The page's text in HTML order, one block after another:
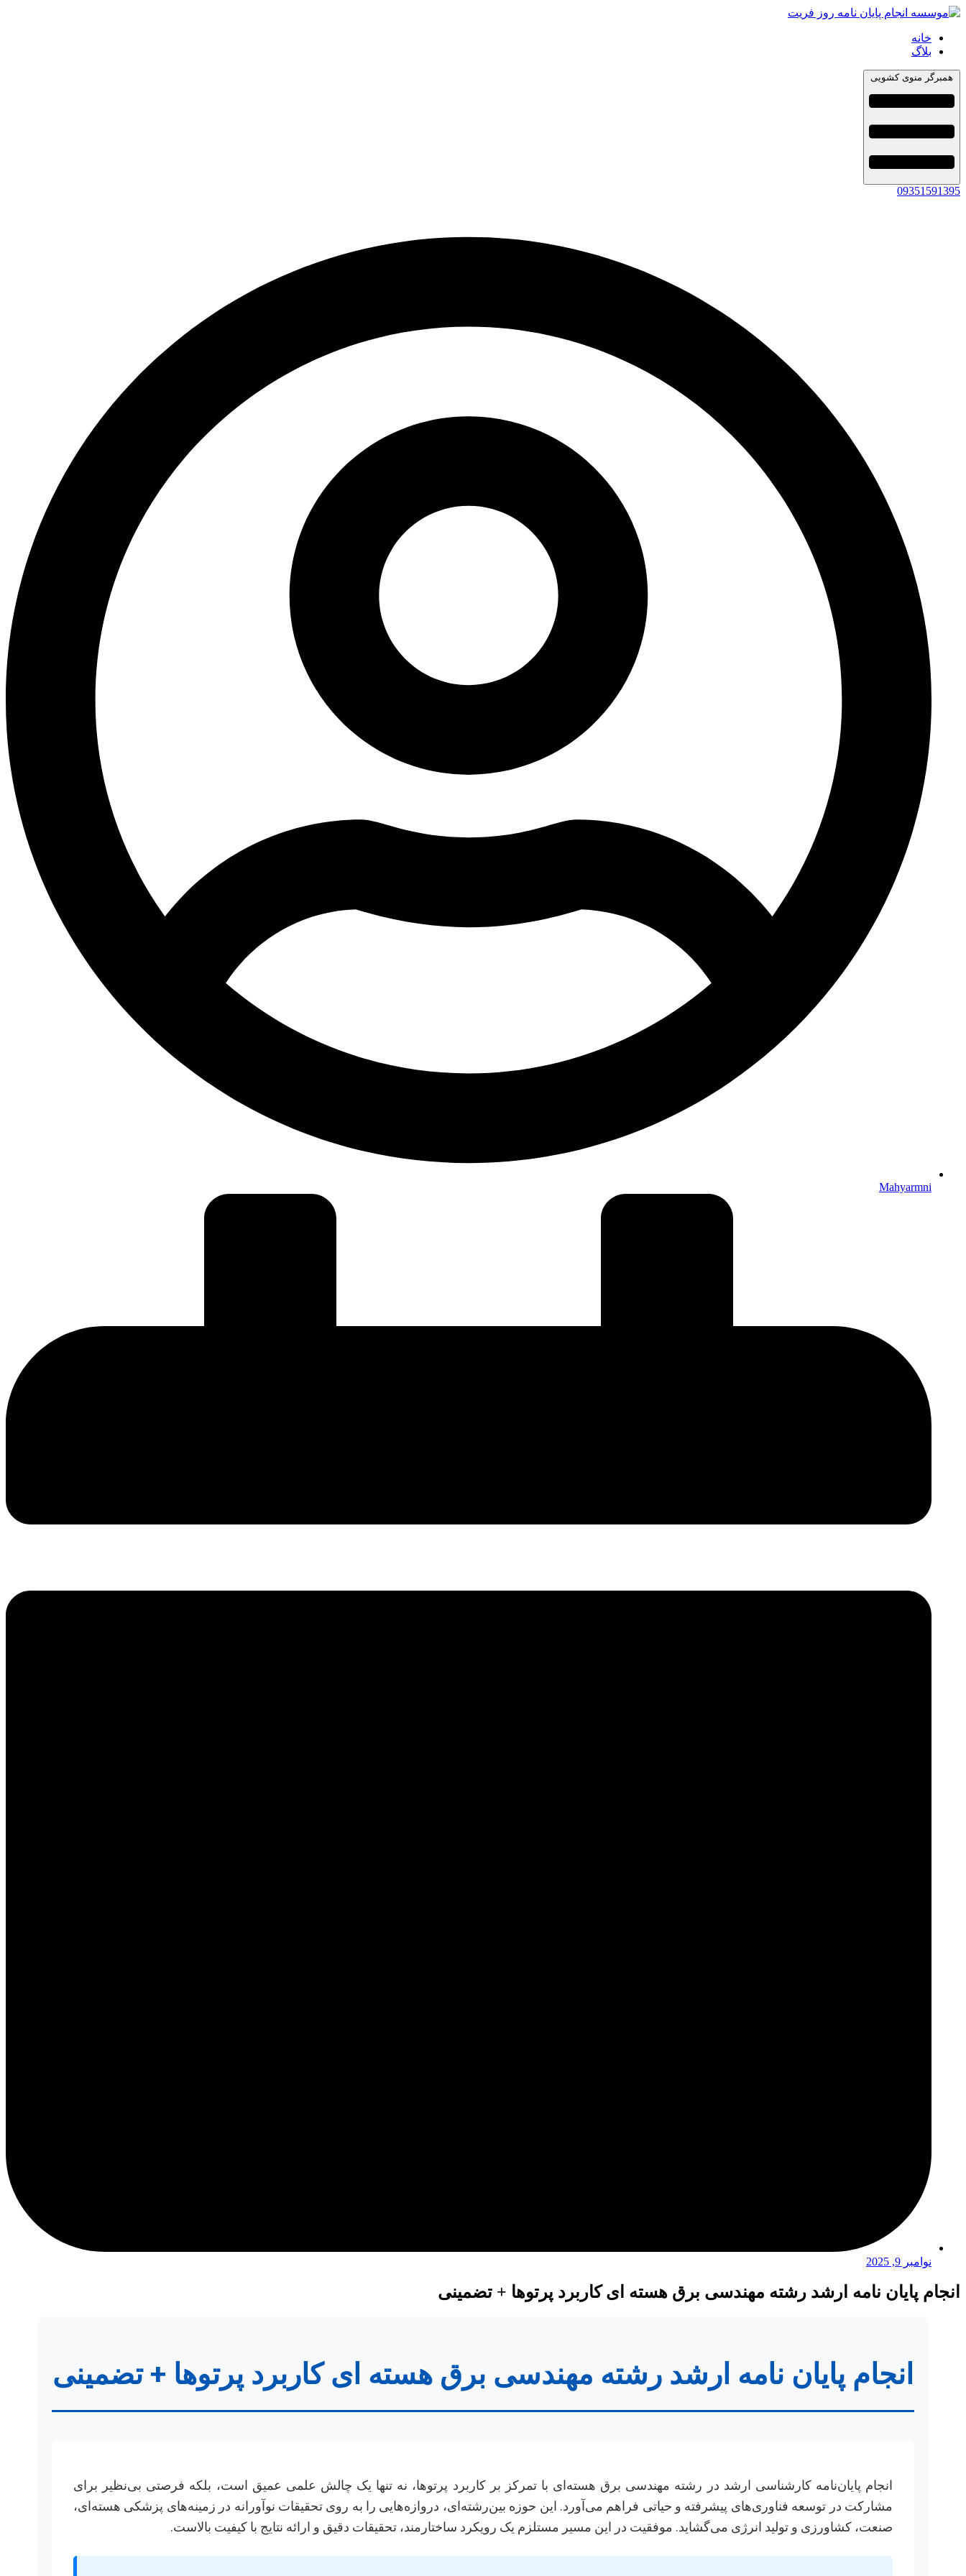
خانه
بلاگ
همبرگر منوی کشویی
09351591395
Mahyarmni
نوامبر 9, 2025
انجام پایان نامه ارشد رشته مهندسی برق هسته ای کاربرد پرتوها + تضمینی
انجام پایان نامه ارشد رشته مهندسی برق هسته ای کاربرد پرتوها + تضمینی
انجام پایان‌نامه کارشناسی ارشد در رشته مهندسی برق هسته‌ای با تمرکز بر کاربرد پرتوها، نه تنها یک چالش علمی عمیق است، بلکه فرصتی بی‌نظیر برای
مشارکت در توسعه فناوری‌های پیشرفته و حیاتی فراهم می‌آورد. این حوزه بین‌رشته‌ای، دروازه‌هایی را به روی تحقیقات نوآورانه در زمینه‌های پزشکی هسته‌ای،
صنعت، کشاورزی و تولید انرژی می‌گشاید. موفقیت در این مسیر مستلزم یک رویکرد ساختارمند، تحقیقات دقیق و ارائه نتایج با کیفیت بالاست.